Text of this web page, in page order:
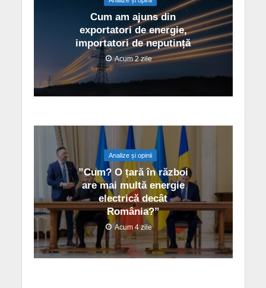
Cum am ajuns din
exportatori de energie,
importatori de neputință
Acum 2 zile
Analize și opinii
”Cum? O țară în război
are mai multă energie
electrică decât
România?”
Acum 4 zile